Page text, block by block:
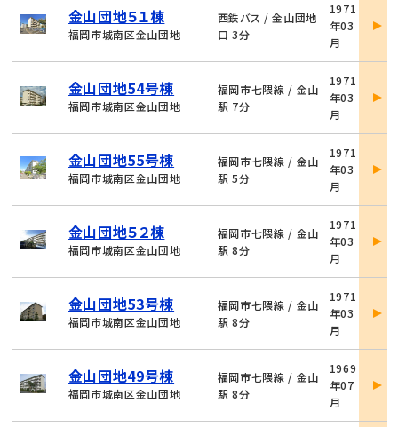
金山団地５１棟
福岡市城南区金山団地
西鉄バス / 金山団地
口 3分
1971
年03
月
詳
金山団地54号棟
福岡市城南区金山団地
福岡市七隈線 / 金山
駅 7分
1971
年03
月
詳
金山団地55号棟
福岡市城南区金山団地
福岡市七隈線 / 金山
駅 5分
1971
年03
月
詳
金山団地５２棟
福岡市城南区金山団地
福岡市七隈線 / 金山
駅 8分
1971
年03
月
詳
金山団地53号棟
福岡市城南区金山団地
福岡市七隈線 / 金山
駅 8分
1971
年03
月
詳
金山団地49号棟
福岡市城南区金山団地
福岡市七隈線 / 金山
駅 8分
1969
年07
月
詳